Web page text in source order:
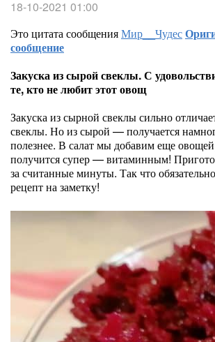
18-10-2021 01:00
Это цитата сообщенияМир__Чудес
сообщение
Закуска из сырой свеклы. С
те, кто не любит этот овощ
Закуска из сырной свеклы сильно
свеклы. Но из сырой — получается
полезнее. В салат мы добавим еще
получится супер — витаминным!
за считанные минуты. Так что
рецепт на заметку!